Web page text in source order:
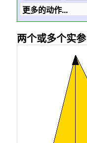
两个或多个实参